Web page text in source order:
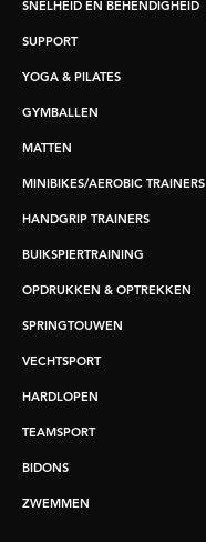
SNELHEID EN BEHENDIGHEID
SUPPORT
YOGA & PILATES
GYMBALLEN
MATTEN
MINIBIKES/AEROBIC TRAINERS
HANDGRIP TRAINERS
BUIKSPIERTRAINING
OPDRUKKEN & OPTREKKEN
SPRINGTOUWEN
VECHTSPORT
HARDLOPEN
TEAMSPORT
BIDONS
ZWEMMEN